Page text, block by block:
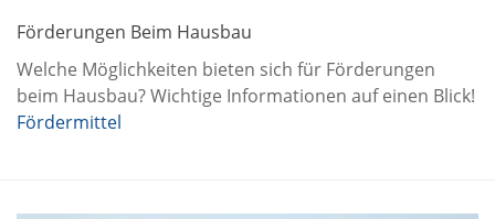
Förderungen Beim Hausbau
Welche Möglichkeiten bieten sich für Förderungen
beim Hausbau? Wichtige Informationen auf einen Blick!
Fördermittel